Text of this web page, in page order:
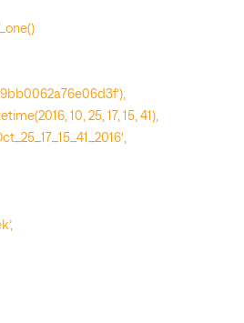
10, 25, 17, 15, 41),